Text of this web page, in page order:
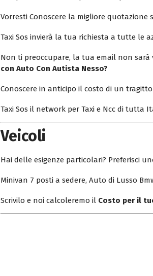
Vorresti Conoscere la migliore quotazione
Taxi Sos invierà la tua richiesta a tutte le
Non ti preoccupare, la tua email non sarà
con Auto Con Autista Nesso?
Conoscere in anticipo il costo di un
Taxi Sos il network per Taxi e Ncc di
Veicoli
Hai delle esigenze particolari? Preferisci
Minivan 7 posti a sedere, Auto di Lusso
Scrivilo e noi calcoleremo il Costo per il